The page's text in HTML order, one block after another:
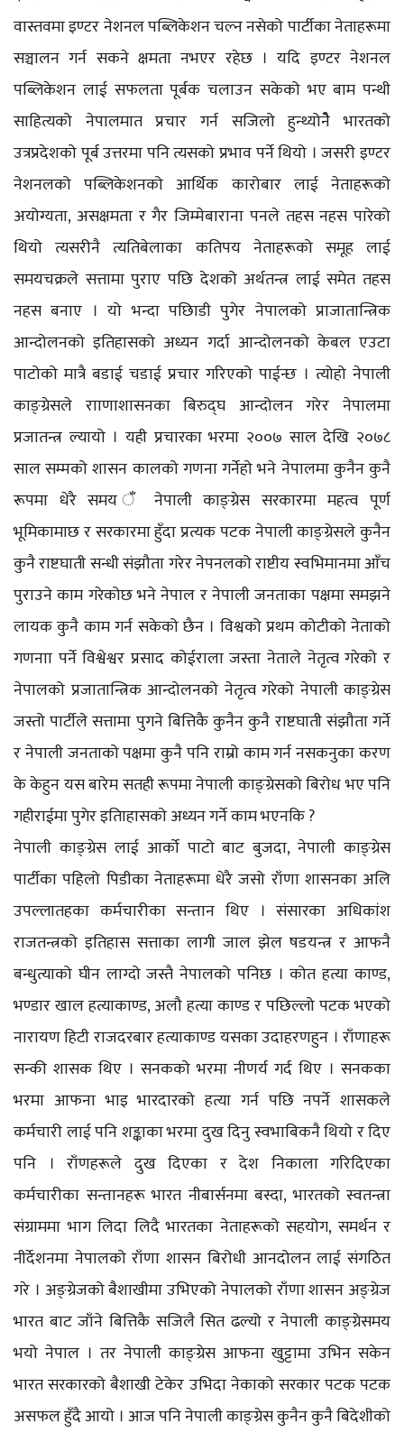
वास्तवमा इण्टर नेशनल पब्लिकेशन चल्न नसेको पार्टीका नेताहरूमा
सञ्चालन गर्न सकने क्षमता नभएर रहेछ । यदि इण्टर नेशनल
पब्लिकेशन लाई सफलता पूर्बक चलाउन सकेको भए बाम पन्थी
साहित्यको नेपालमात प्रचार गर्न सजिलो हुन्थ्योनेै भारतको
उत्रप्रदेशको पूर्ब उत्तरमा पनि त्यसको प्रभाव पर्ने थियो । जसरी इण्टर
नेशनलको पब्लिकेशनको आर्थिक कारोबार लाई नेताहरूको
अयोग्यता, असक्षमता र गैर जिम्मेबाराना पनले तहस नहस पारेको
थियो त्यसरीनै त्यतिबेलाका कतिपय नेताहरूको समूह लाई
समयचक्रले सत्तामा पुराए पछि देशको अर्थतन्त्र लाई समेत तहस
नहस बनाए । यो भन्दा पछिाडी पुगेर नेपालको प्राजातान्त्रिक
आन्दोलनको इतिहासको अध्यन गर्दा आन्दोलनको केबल एउटा
पाटोको मात्रै बडाई चडाई प्रचार गरिएको पाईन्छ । त्योहो नेपाली
काङ्ग्रेसले रााणाशासनका बिरुद्घ आन्दोलन गरेर नेपालमा
प्रजातन्त्र ल्यायो । यही प्रचारका भरमा २००७ साल देखि २०७८
साल सम्मको शासन कालको गणना गर्नेहो भने नेपालमा कुनैन कुनै
रूपमा धेरै समय ँ नेपाली काङ्ग्रेस सरकारमा महत्व पूर्ण
भूमिकामाछ र सरकारमा हुँदा प्रत्यक पटक नेपाली काङ्ग्रेसले कुनैन
कुनै राष्टघाती सन्धी संझौता गरेर नेपनलको राष्टीय स्वभिमानमा आँच
पुराउने काम गरेकोछ भने नेपाल र नेपाली जनताका पक्षमा समझने
लायक कुनै काम गर्न सकेको छैन । विश्वको प्रथम कोटीको नेताको
गणनाा पर्ने विश्वेश्वर प्रसाद कोईराला जस्ता नेताले नेतृत्व गरेको र
नेपालको प्रजातान्त्रिक आन्दोलनको नेतृत्व गरेको नेपाली काङ्ग्रेस
जस्तो पार्टीले सत्तामा पुगने बित्तिकै कुनैन कुनै राष्टघाती संझौता गर्ने
र नेपाली जनताको पक्षमा कुनै पनि राम्रो काम गर्न नसकनुका करण
के केहुन यस बारेम सतही रूपमा नेपाली काङ्ग्रेसको बिरोध भए पनि
गहीराईमा पुगेर इतिाहासको अध्यन गर्ने काम भएनकि ?
नेपाली काङ्ग्रेस लाई आर्को पाटो बाट बुजदा, नेपाली काङ्ग्रेस
पार्टीका पहिलो पिडीका नेताहरूमा धेरै जसो राँणा शासनका अलि
उपल्लातहका कर्मचारीका सन्तान थिए । संसारका अधिकांश
राजतन्त्रको इतिहास सत्ताका लागी जाल झेल षडयन्त्र र आफनै
बन्धुत्याको घीन लाग्दो जस्तै नेपालको पनिछ । कोत हत्या काण्ड,
भण्डार खाल हत्याकाण्ड, अलौ हत्या काण्ड र पछिल्लो पटक भएको
नारायण हिटी राजदरबार हत्याकाण्ड यसका उदाहरणहुन । राँणाहरू
सन्की शासक थिए । सनकको भरमा नीणर्य गर्द थिए । सनकका
भरमा आफना भाइ भारदारको हत्या गर्न पछि नपर्ने शासकले
कर्मचारी लाई पनि शङ्काका भरमा दुख दिनु स्वभाबिकनै थियो र दिए
पनि । राँणहरूले दुख दिएका र देश निकाला गरिदिएका
कर्मचारीका सन्तानहरू भारत नीबार्सनमा बस्दा, भारतको स्वतन्त्रा
संग्राममा भाग लिदा लिदै भारतका नेताहरूको सहयोग, समर्थन र
नीर्देशनमा नेपालको राँणा शासन बिरोधी आनदोलन लाई संगठित
गरे । अङ्ग्रेजको बैशाखीमा उभिएको नेपालको राँणा शासन अङ्ग्रेज
भारत बाट जाँने बित्तिकै सजिलै सित ढल्यो र नेपाली काङ्ग्रेसमय
भयो नेपाल । तर नेपाली काङ्ग्रेस आफना खुट्टामा उभिन सकेन
भारत सरकारको बैशाखी टेकेर उभिदा नेकाको सरकार पटक पटक
असफल हुँदै आयो । आज पनि नेपाली काङ्ग्रेस कुनैन कुनै बिदेशीको